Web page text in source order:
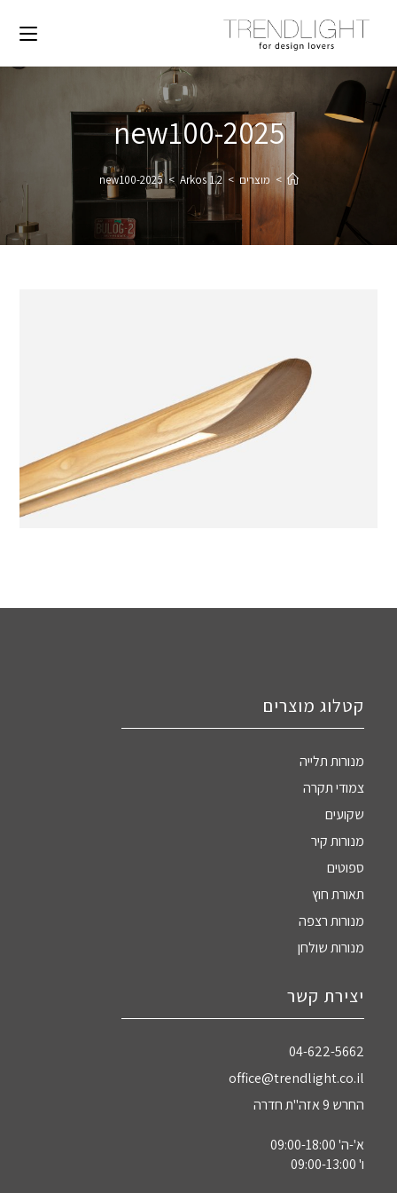
2025-new100
> מוצרים >
Arkos 1.2
>
2025-new100
קטלוג מוצרים
מנורות תלייה
צמודי תקרה
שקועים
מנורות קיר
ספוטים
תאורת חוץ
מנורות רצפה
מנורות שולחן
יצירת קשר
04-622-5662‏
office@trendlight.co.il
החרש 9 אזה"ת חדרה
א'-ה' 09:00-18:00
ו' 09:00-13:00